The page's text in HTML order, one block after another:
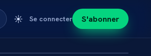
☀️ Se connecter S'abonner